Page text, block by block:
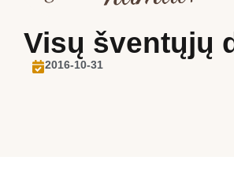
Visų šventųjų
2016-10-31